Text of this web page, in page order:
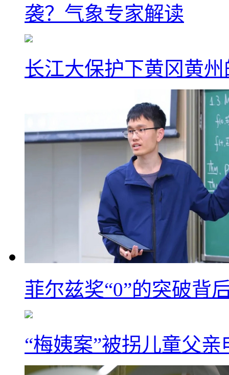
袭？气象专家解读
长江大保护下黄冈黄
菲尔兹奖“0”的突破背
“梅姨案”被拐儿童父